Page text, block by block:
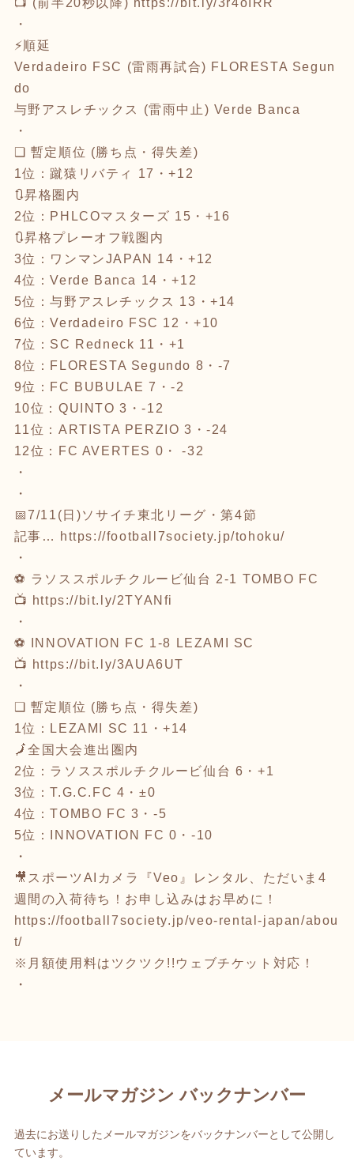
📺 (前半20秒以降) https://bit.ly/3r4oIRR
・
⚡順延
Verdadeiro FSC (雷雨再試合) FLORESTA Segun
do
与野アスレチックス (雷雨中止) Verde Banca
・
❑ 暫定順位 (勝ち点・得失差)
1位：蹴猿リバティ 17・+12
🔃昇格圏内
2位：PHLCOマスターズ 15・+16
🔃昇格プレーオフ戦圏内
3位：ワンマンJAPAN 14・+12
4位：Verde Banca 14・+12
5位：与野アスレチックス 13・+14
6位：Verdadeiro FSC 12・+10
7位：SC Redneck 11・+1
8位：FLORESTA Segundo 8・-7
9位：FC BUBULAE 7・-2
10位：QUINTO 3・-12
11位：ARTISTA PERZIO 3・-24
12位：FC AVERTES 0・ -32
・
・
📅7/11(日)ソサイチ東北リーグ・第4節
記事…
https://football7society.jp/tohoku/
・
⚽ ラソススポルチクルービ仙台 2-1 TOMBO FC
📺 https://bit.ly/2TYANfi
・
⚽ INNOVATION FC 1-8 LEZAMI SC
📺 https://bit.ly/3AUA6UT
・
❑ 暫定順位 (勝ち点・得失差)
1位：LEZAMI SC 11・+14
🗾全国大会進出圏内
2位：ラソススポルチクルービ仙台 6・+1
3位：T.G.C.FC 4・±0
4位：TOMBO FC 3・-5
5位：INNOVATION FC 0・-10
・
🎥スポーツAIカメラ『Veo』レンタル、ただいま4
週間の入荷待ち！お申し込みはお早めに！
https://football7society.jp/veo-rental-japan/abou
t/
※月額使用料はツクツク!!ウェブチケット対応！
・
メールマガジン バックナンバー
過去にお送りしたメールマガジンをバックナンバーとして公開し
ています。